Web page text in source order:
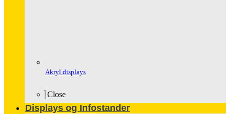
Akryl displays
Close
Displays og Infostander